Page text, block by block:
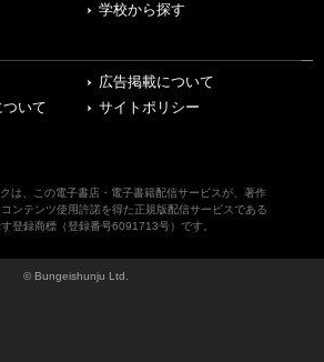
学校から探す
広告掲載について
いて
サイトポリシー
は、この電子書店・電子書籍配信サービスが、著作
ンテンツ使用許諾を得た正規版配信サービスである
す登録商標（登録番号6091713号）です。
© Bungeishunju Ltd.